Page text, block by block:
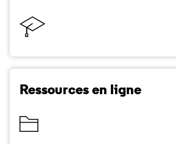
Ressources en ligne